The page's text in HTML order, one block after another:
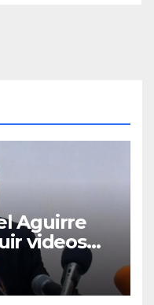
Aguirre
videos